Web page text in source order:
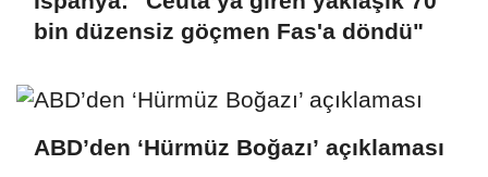
bin düzensiz göçmen Fas'a döndü"
ABD’den ‘Hürmüz Boğazı’ açıklaması